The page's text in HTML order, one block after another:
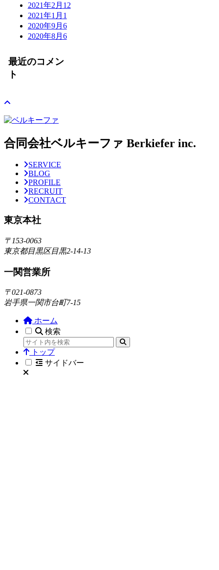
2021年2月 12
2021年1月 1
2020年9月 6
2020年8月 6
最近のコメン
ト
合同会社ベルキーファ Berkiefer inc.
SERVICE
BLOG
PROFILE
RECRUIT
CONTACT
東京本社
〒153-0063
東京都目黒区目黒2-14-13
一関営業所
〒021-0873
岩手県一関市台町7-15
ホーム
検索
トップ
サイドバー